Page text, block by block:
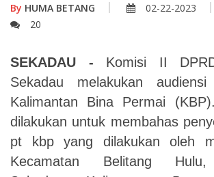
By HUMA BETANG 02-22-2023
20
SEKADAU - Komisi II
Sekadau melakukan
Kalimantan Bina Permai
dilakukan untuk membahas
pt kbp yang dilakukan oleh
Kecamatan Belitang Hulu,